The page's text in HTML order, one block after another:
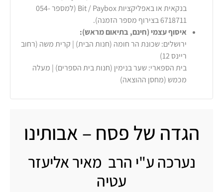
בנקאית או באפליקציות Bit / Paybox (למספר 054-
6718711 בצירוף מספר הזמנה).
איסוף עצמי (חינם, בתיאום מראש):
ירושלים: שכונת הר חומה (חנות הבית) | קרית משה (רחוב
ריינס 12)
בית הספארי: שער בנימין (חנות בית הספרים) | מעלה
מכמש (מחסן ההוצאה)
הגדה של פסח – אבותינו
נערכה ע"י הרב מאיר אליעזר
עטיה